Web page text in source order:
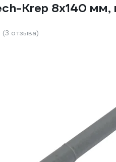
Krep 8x140 мм,
(3 отзыва)